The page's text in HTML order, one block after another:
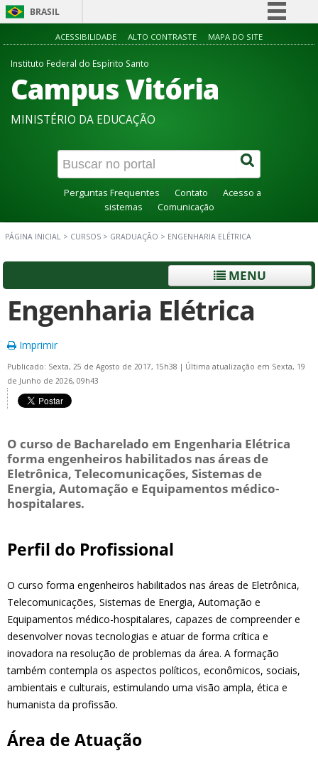
BRASIL
Simplifique!
Acesso à informação
Canais
ACESSIBILIDADE ALTO CONTRASTE MAPA DO SITE
Instituto Federal do Espírito Santo
Campus Vitória
MINISTÉRIO DA EDUCAÇÃO
Perguntas Frequentes Contato
Acesso a
sistemas
Comunicação
PÁGINA INICIAL > CURSOS > GRADUAÇÃO > ENGENHARIA ELÉTRICA
MENU
Engenharia Elétrica
Imprimir
Publicado: Sexta, 25 de Agosto de 2017, 15h38 | Última atualização em Sexta, 19
de Junho de 2026, 09h43
O curso de Bacharelado em Engenharia Elétrica
forma engenheiros habilitados nas áreas de
Eletrônica, Telecomunicações, Sistemas de
Energia, Automação e Equipamentos médico-
hospitalares.
Perfil do Profissional
O curso forma engenheiros habilitados nas áreas de Eletrônica,
Telecomunicações, Sistemas de Energia, Automação e
Equipamentos médico-hospitalares, capazes de compreender e
desenvolver novas tecnologias e atuar de forma crítica e
inovadora na resolução de problemas da área. A formação
também contempla os aspectos políticos, econômicos, sociais,
ambientais e culturais, estimulando uma visão ampla, ética e
humanista da profissão.
Área de Atuação